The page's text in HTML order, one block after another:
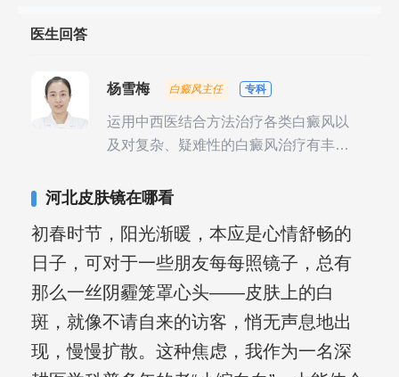
医生回答
杨雪梅 白癜风主任 专科
运用中西医结合方法治疗各类白癜风以
及对复杂、疑难性的白癜风治疗有丰富
合巩固用药的调理，并对白癜风患者的
导，全方位帮助患者康复。
河北皮肤镜在哪看
初春时节，阳光渐暖，本应是心情舒畅的
日子，可对于一些朋友每每照镜子，总有
那么一丝阴霾笼罩心头——皮肤上的白
斑，就像不请自来的访客，悄无声息地出
现，慢慢扩散。这种焦虑，我作为一名深